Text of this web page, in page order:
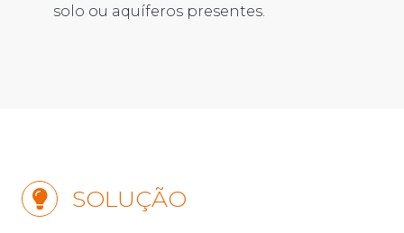
solo ou aquíferos presentes.
SOLUÇÃO